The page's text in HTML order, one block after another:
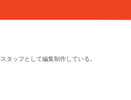
ッフとして編集制作している。